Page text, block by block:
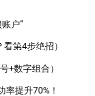
户”
第4步绝招）
+数字组合）
率提升70%！